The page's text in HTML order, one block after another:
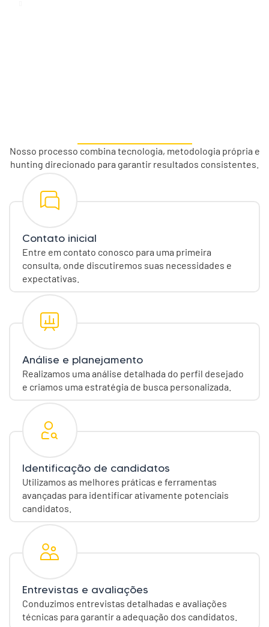
Nosso processo combina tecnologia, metodologia própria e
hunting direcionado para garantir resultados consistentes.
Contato inicial
Entre em contato conosco para uma primeira
consulta, onde discutiremos suas necessidades e
expectativas.
Análise e planejamento
Realizamos uma análise detalhada do perfil desejado
e criamos uma estratégia de busca personalizada.
Identificação de candidatos
Utilizamos as melhores práticas e ferramentas
avançadas para identificar ativamente potenciais
candidatos.
Entrevistas e avaliações
Conduzimos entrevistas detalhadas e avaliações
técnicas para garantir a adequação dos candidatos.